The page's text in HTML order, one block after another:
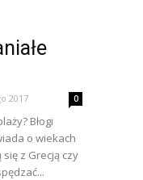
2017 0
Błogi
o wiekach
z Grecją czy